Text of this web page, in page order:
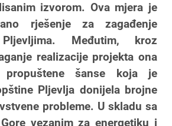
izvorom. Ova mjera je
rješenje za zagađenje
Međutim, kroz
realizacije projekta ona
šanse koja je
Pljevlja donijela brojne
probleme. U skladu sa
vezanim za energetiku i